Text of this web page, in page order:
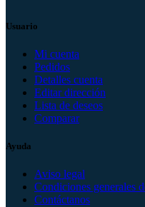
Usuario
Mi cuenta
Pedidos
Detalles cuenta
Editar dirección
Lista de deseos
Comparar
Ayuda
Aviso legal
Condiciones generales
Contáctanos